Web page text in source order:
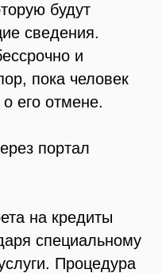
будут
сведения.
и
пока человек
его отмене.
портал
на кредиты
специальному
Процедура